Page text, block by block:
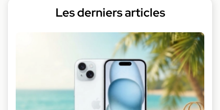
Les derniers articles